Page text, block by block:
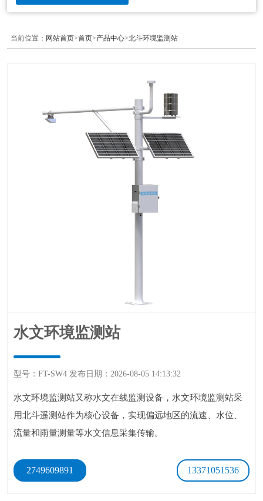
当前位置： 网站首页>首页>产品中心>北斗环境监测站
水文环境监测站
型号：FT-SW4发布日期：2026-08-0514:13:32
水文环境监测站又称水文在线监测设备，水文环境监测站采
用北斗遥测站作为核心设备，实现偏远地区的流速、水位、
流量和雨量测量等水文信息采集传输。
2749609891 13371051536